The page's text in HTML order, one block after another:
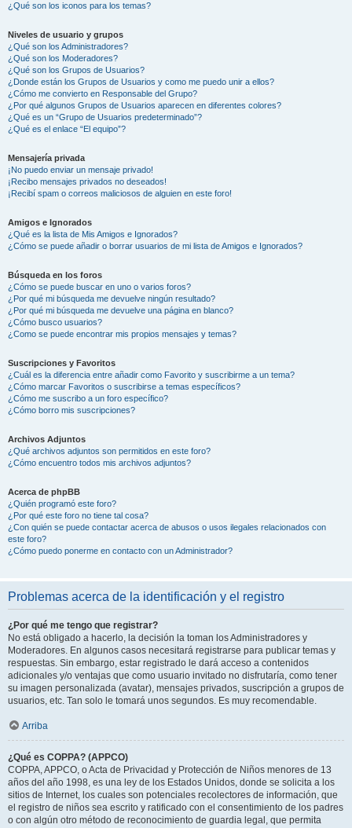
¿Qué son los iconos para los temas?
Niveles de usuario y grupos
¿Qué son los Administradores?
¿Qué son los Moderadores?
¿Qué son los Grupos de Usuarios?
¿Donde están los Grupos de Usuarios y como me puedo unir a ellos?
¿Cómo me convierto en Responsable del Grupo?
¿Por qué algunos Grupos de Usuarios aparecen en diferentes colores?
¿Qué es un “Grupo de Usuarios predeterminado”?
¿Qué es el enlace “El equipo”?
Mensajería privada
¡No puedo enviar un mensaje privado!
¡Recibo mensajes privados no deseados!
¡Recibí spam o correos maliciosos de alguien en este foro!
Amigos e Ignorados
¿Qué es la lista de Mis Amigos e Ignorados?
¿Cómo se puede añadir o borrar usuarios de mi lista de Amigos e Ignorados?
Búsqueda en los foros
¿Cómo se puede buscar en uno o varios foros?
¿Por qué mi búsqueda me devuelve ningún resultado?
¿Por qué mi búsqueda me devuelve una página en blanco?
¿Cómo busco usuarios?
¿Como se puede encontrar mis propios mensajes y temas?
Suscripciones y Favoritos
¿Cuál es la diferencia entre añadir como Favorito y suscribirme a un tema?
¿Cómo marcar Favoritos o suscribirse a temas específicos?
¿Cómo me suscribo a un foro específico?
¿Cómo borro mis suscripciones?
Archivos Adjuntos
¿Qué archivos adjuntos son permitidos en este foro?
¿Cómo encuentro todos mis archivos adjuntos?
Acerca de phpBB
¿Quién programó este foro?
¿Por qué este foro no tiene tal cosa?
¿Con quién se puede contactar acerca de abusos o usos ilegales relacionados con
este foro?
¿Cómo puedo ponerme en contacto con un Administrador?
Problemas acerca de la identificación y el registro
¿Por qué me tengo que registrar?
No está obligado a hacerlo, la decisión la toman los Administradores y
Moderadores. En algunos casos necesitará registrarse para publicar temas y
respuestas. Sin embargo, estar registrado le dará acceso a contenidos
adicionales y/o ventajas que como usuario invitado no disfrutaría, como tener
su imagen personalizada (avatar), mensajes privados, suscripción a grupos de
usuarios, etc. Tan solo le tomará unos segundos. Es muy recomendable.
Arriba
¿Qué es COPPA? (APPCO)
COPPA, APPCO, o Acta de Privacidad y Protección de Niños menores de 13
años del año 1998, es una ley de los Estados Unidos, donde se solicita a los
sitios de Internet, los cuales son potenciales recolectores de información, que
el registro de niños sea escrito y ratificado con el consentimiento de los padres
o con algún otro método de reconocimiento de guardia legal, que permita